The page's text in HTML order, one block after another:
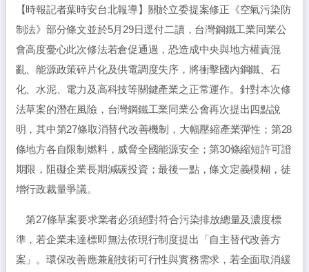
【時報記者葉時安台北報導】關於立委提案修正《空氣污染防
制法》部分條文並於5月29日逕付二讀，台灣鋼鐵工業同業公
會高度憂心此次修法若倉促通過，恐造成中央與地方權責混
亂、能源政策碎片化及供電調度失序，將衝擊國內鋼鐵、石
化、水泥、電力及高科技等關鍵產業之正常運作。針對本次修
法草案的潛在風險，台灣鋼鐵工業同業公會再次提出四點說
明，其中第27條取消替代改善機制，大幅壓縮產業彈性；第28
條地方各自限制燃料，威脅全國能源安全；第30條縮短許可證
期限，阻礙企業長期減碳投資；最後一點，條文定義模糊，徒
增行政裁量爭議。
第27條草案要求業者必須絕對符合污染排放總量及濃度標
準，若企業未達標即無法依現行制度提出「自主替代改善方
案」。環保改善應兼顧技術可行性與實務需求，若全面取消緩